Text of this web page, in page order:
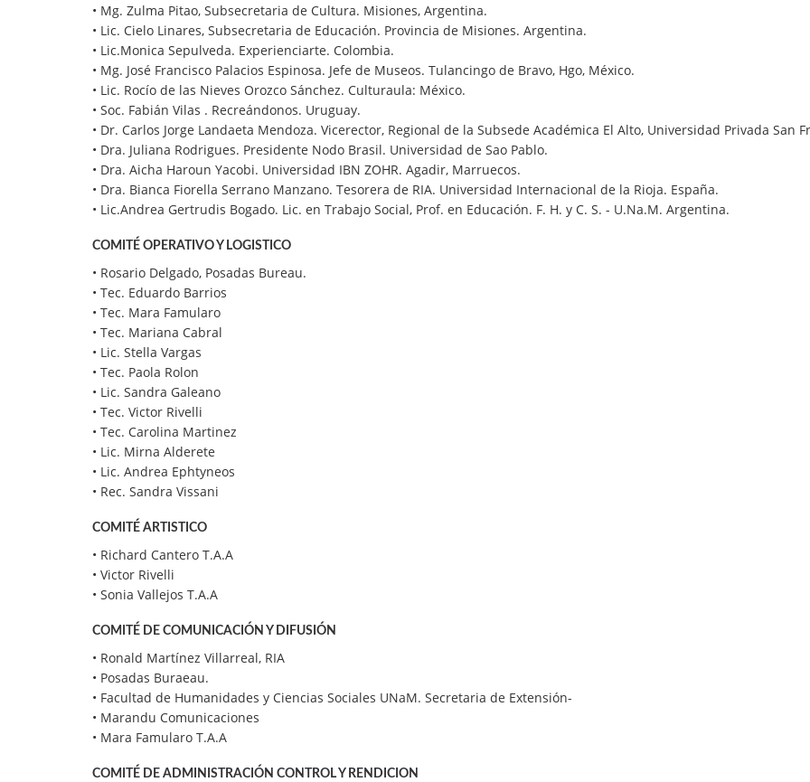
• Mg. Zulma Pitao, Subsecretaria de Cultura. Misiones, Argentina.
• Lic. Cielo Linares, Subsecretaria de Educación. Provincia de Misiones. Argentina.
• Lic.Monica Sepulveda. Experienciarte. Colombia.
• Mg. José Francisco Palacios Espinosa. Jefe de Museos. Tulancingo de Bravo, Hgo, México.
• Lic. Rocío de las Nieves Orozco Sánchez. Culturaula: México.
• Soc. Fabián Vilas . Recreándonos. Uruguay.
• Dr. Carlos Jorge Landaeta Mendoza. Vicerector, Regional de la Subsede Académica El Alto, Universidad Privada San
• Dra. Juliana Rodrigues. Presidente Nodo Brasil. Universidad de Sao Pablo.
• Dra. Aicha Haroun Yacobi. Universidad IBN ZOHR. Agadir, Marruecos.
• Dra. Bianca Fiorella Serrano Manzano. Tesorera de RIA. Universidad Internacional de la Rioja. España.
• Lic.Andrea Gertrudis Bogado. Lic. en Trabajo Social, Prof. en Educación. F. H. y C. S. - U.Na.M. Argentina.
COMITÉ OPERATIVO Y LOGISTICO
• Rosario Delgado, Posadas Bureau.
• Tec. Eduardo Barrios
• Tec. Mara Famularo
• Tec. Mariana Cabral
• Lic. Stella Vargas
• Tec. Paola Rolon
• Lic. Sandra Galeano
• Tec. Victor Rivelli
• Tec. Carolina Martinez
• Lic. Mirna Alderete
• Lic. Andrea Ephtyneos
• Rec. Sandra Vissani
COMITÉ ARTISTICO
• Richard Cantero T.A.A
• Victor Rivelli
• Sonia Vallejos T.A.A
COMITÉ DE COMUNICACIÓN Y DIFUSIÓN
• Ronald Martínez Villarreal, RIA
• Posadas Buraeau.
• Facultad de Humanidades y Ciencias Sociales UNaM. Secretaria de Extensión-
• Marandu Comunicaciones
• Mara Famularo T.A.A
COMITÉ DE ADMINISTRACIÓN CONTROL Y RENDICION